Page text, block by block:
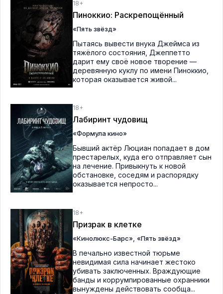
18+
Пиноккио: Раскрепощённый
«Пять звёзд»
Пытаясь вывести внука Джеймса из
тяжёлого состояния, Джеппетто
дарит ему своё новое творение —
деревянную куклу по имени Пиноккио,
которая оказывается живой...
18+
Лабиринт чудовищ
«Формула кино»
Бывший актёр Люциан попадает в дом
престарелых, куда его отправляет сын
на лечение. Привыкнуть к новой
обстановке, соседям и распорядку
оказывается непросто...
18+
Призрак в клетке
«Кинолюкс-Барс» «Пять звёзд»
В печально известной тюрьме
невидимая сила начинает жестоко
убивать заключенных. Враждующие
банды и коррумпированные охранники
вынуждены действовать сообща...